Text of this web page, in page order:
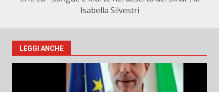
Isabella Silvestri
LEGGI ANCHE